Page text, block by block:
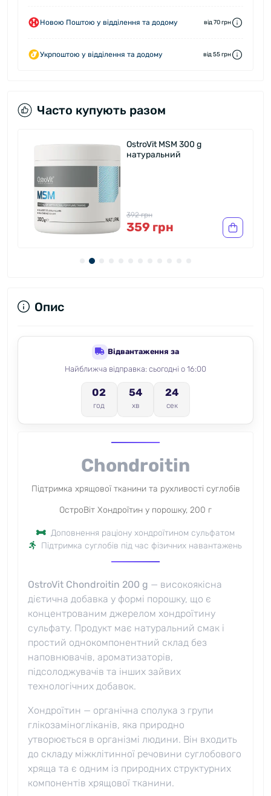
Новою Поштою у відділення та додому від 70 грн
Укрпоштою у відділення та додому від 55 грн
Часто купують разом
OstroVit MSM 300 g
натуральний
392 грн
359 грн
Опис
Відвантаження за
Найближча відправка: сьогодні о 16:00
02
год
54
хв
23
сек
Chondroitin
Підтримка хрящової тканини та рухливості суглобів
ОстроВіт Хондроїтин у порошку, 200 г
Доповнення раціону хондроїтином сульфатом
Підтримка суглобів під час фізичних навантажень
OstroVit Chondroitin 200 g — високоякісна
дієтична добавка у формі порошку, що є
концентрованим джерелом хондроїтину
сульфату. Продукт має натуральний смак і
простий однокомпонентний склад без
наповнювачів, ароматизаторів,
підсолоджувачів та інших зайвих
технологічних добавок.
Хондроїтин — органічна сполука з групи
глікозаміногліканів, яка природно
утворюється в організмі людини. Він входить
до складу міжклітинної речовини суглобового
хряща та є одним із природних структурних
компонентів хрящової тканини.